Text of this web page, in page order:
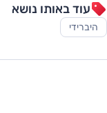
עוד באותו נושא
היברידי